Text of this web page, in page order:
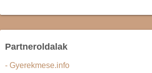
Partneroldalak
- Gyerekmese.info